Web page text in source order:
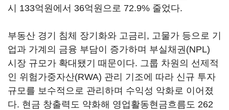
시 133억원에서 36억원으로 72.9% 줄었다.
부동산 경기 침체 장기화와 고금리, 고물가 등으로 기
업과 가계의 금융 부담이 증가하며 부실채권(NPL)
시장 규모가 확대됐기 때문이다. 그룹 차원의 선제적
인 위험가중자산(RWA) 관리 기조에 따라 신규 투자
규모를 보수적으로 관리하며 수익성 악화로 이어졌
다. 현금 창출력도 약화해 영업활동현금흐름도 262